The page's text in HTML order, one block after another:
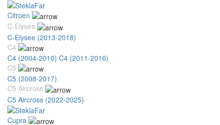
Citroen
C-Elysee
C-Elysee (2013-2018)
C4
C4 (2004-2010) C4 (2011-2016)
C5
C5 (2008-2017)
C5 Aircross
C5 Aircross (2022-2025)
Cupra